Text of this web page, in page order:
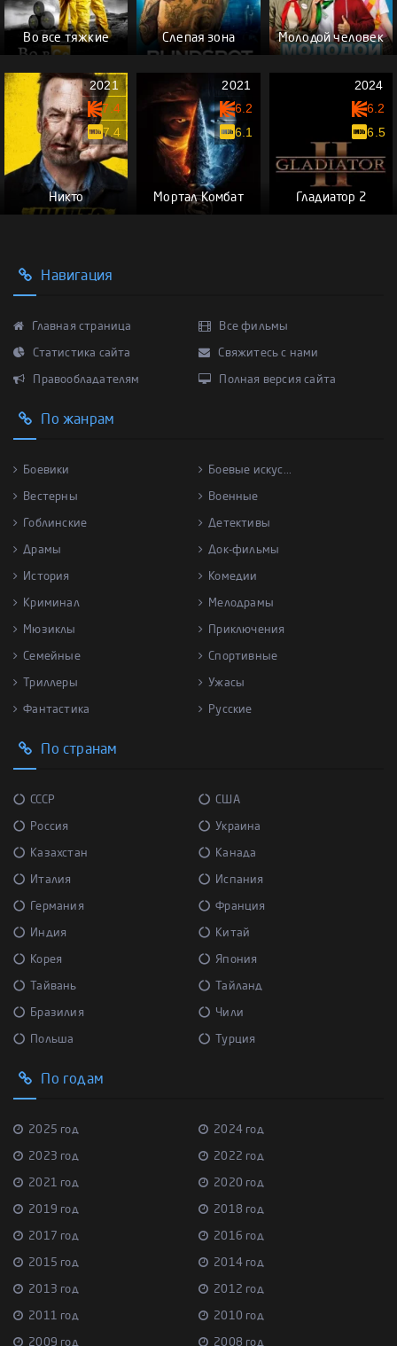
Во все тяжкие Слепая зона Молодой человек
Никто
2021
7.4
7.4
Мортал Комбат
2021
6.2
6.1
Гладиатор 2
2024
6.2
6.5
Навигация
Главная страница Все фильмы
Статистика сайта Свяжитесь с нами
Правообладателям Полная версия сайта
По жанрам
Боевики Боевые искус...
Вестерны Военные
Гоблинские Детективы
Драмы Док-фильмы
История Комедии
Криминал Мелодрамы
Мюзиклы Приключения
Семейные Спортивные
Триллеры Ужасы
Фантастика Русские
По странам
СССР США
Россия Украина
Казахстан Канада
Италия Испания
Германия Франция
Индия Китай
Корея Япония
Тайвань Тайланд
Бразилия Чили
Польша Турция
По годам
2025 год 2024 год
2023 год 2022 год
2021 год 2020 год
2019 год 2018 год
2017 год 2016 год
2015 год 2014 год
2013 год 2012 год
2011 год 2010 год
2009 год 2008 год